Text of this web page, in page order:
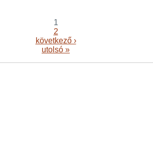
1
2
következő ›
utolsó »